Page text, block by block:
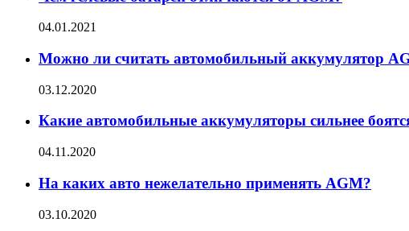
04.01.2021
Можно ли считать автомобильный аккумулятор
03.12.2020
Какие автомобильные аккумуляторы сильнее
04.11.2020
На каких авто нежелательно применять AGM?
03.10.2020